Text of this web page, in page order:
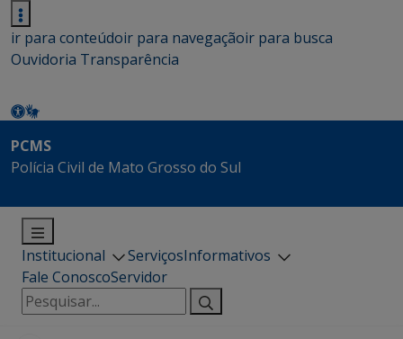
ir para conteúdoir para navegaçãoir para busca
Ouvidoria Transparência
PCMS
Polícia Civil de Mato Grosso do Sul
Institucional ServiçosInformativos
Fale ConoscoServidor
Pesquisar
por: